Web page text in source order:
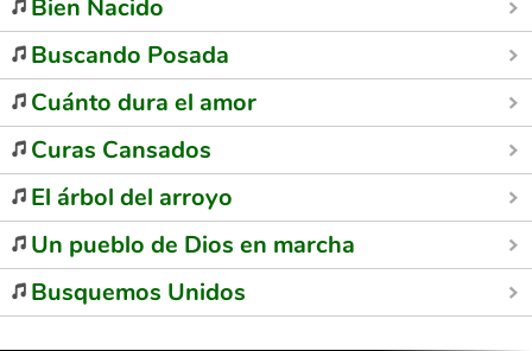
Bien Nacido
Buscando Posada
Cuánto dura el amor
Curas Cansados
El árbol del arroyo
Un pueblo de Dios en marcha
Busquemos Unidos